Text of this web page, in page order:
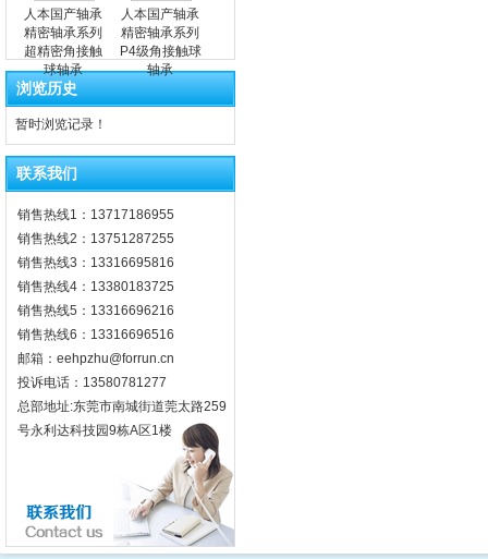
人本国产轴承
精密轴承系列
超精密角接触
球轴承
人本国产轴承
精密轴承系列
P4级角接触球
轴承
浏览历史
暂时浏览记录！
联系我们
销售热线1：13717186955
销售热线2：13751287255
销售热线3：13316695816
销售热线4：13380183725
销售热线5：13316696216
销售热线6：13316696516
邮箱：eehpzhu@for​run.cn
投诉电话：13580781277
总部地址:东莞市南城街道莞太路259
号永利达科技园9栋A区1楼